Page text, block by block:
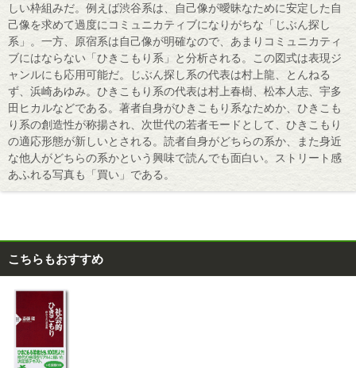
しい枠組みだ。例えば渋谷系は、自己像が曖昧なために安定した自
己像を求めて過度にコミュニカティブになりがちな「じぶん探し
系」。一方、原宿系は自己像が明確なので、あまりコミュニカティ
ブにはならない「ひきこもり系」と分析される。この図式は表現ジ
ャンルにも応用可能だ。じぶん探し系の代表は村上龍、とんねる
ず、浜崎あゆみ。ひきこもり系の代表は村上春樹、松本人志、宇多
田ヒカルなどである。著者自身がひきこもり系なためか、ひきこも
り系の創造性が称揚され、次世代の若者モードとして、ひきこもり
の適応形態が新しいとされる。読者自身がどちらの系か、また身近
な他人がどちらの系かという興味で読んでも面白い。ストリート感
あふれる写真も「買い」である。
こちらもおすすめ